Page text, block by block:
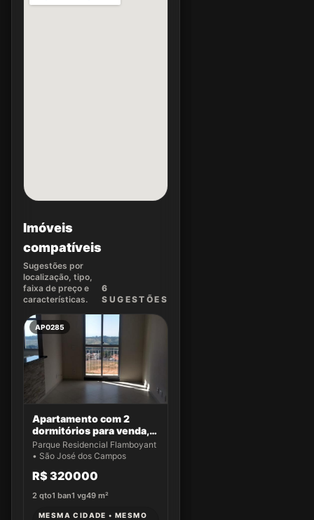
Imóveis
compatíveis
Sugestões por
localização, tipo,
faixa de preço e
características.
6
SUGEST ÕES
AP0285
Apartamento com 2
dormitórios para venda,
49 m² por R$ 320.000,00
- Parque Residencial
dos Campos/SP
Parque Residencial Flamboyant
• São José dos Campos
R$ 320000
2 qto1 ban1 vg49 m²
MESMA CIDADE • MESMO